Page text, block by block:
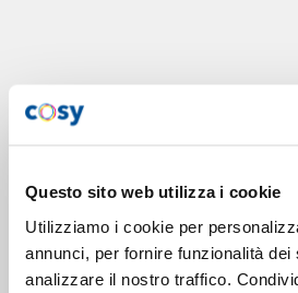
Questo sito web utilizza i cookie
Utilizziamo i cookie per
annunci, per fornire funzionalità dei
analizzare il nostro traffico.